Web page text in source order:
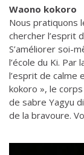
Waono kokoro
Nous pratiquons
chercher l’esprit
S’améliorer soi-
l’école du Ki.
l’esprit de calme
kokoro », le
de sabre Yagyu
de la bravoure.